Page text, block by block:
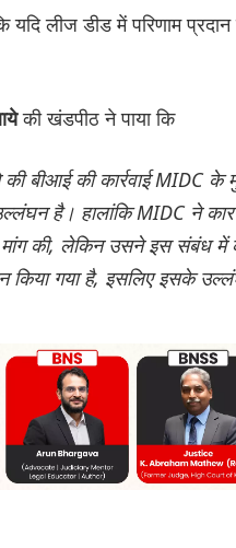
यदि लीज डीड में परिणाम
की खंडपीठ ने पाया कि
बीआई की कार्रवाई MIDC के
है। हालांकि MIDC ने
की, लेकिन उसने इस संबंध में
गया है, इसलिए इसके